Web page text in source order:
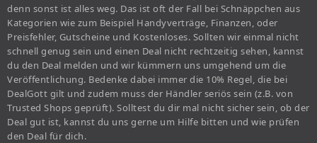
denn sonst ist alles weg. Das ist oft der Fall bei Schnäppchen aus
Kategorien wie zum Beispiel Handyverträge, Finanzen, oder
Preisfehler, Gutscheine und Kostenloses. Sollten wir einmal nicht
schnell genug sein und einen Deal nicht rechtzeitig sehen, kannst
du den Deal melden und wir kümmern uns umgehend um die
Veröffentlichung. Bedenke dabei immer die 10% Regel, die bei
DealGott gilt und zudem muss der Händler seriös sein (z.B. von
Trusted Shops geprüft). Solltest du dir mal nicht sicher sein, ob der
Deal gut ist, kannst du uns gerne um Hilfe bitten und wie prüfen
den Deal für dich.